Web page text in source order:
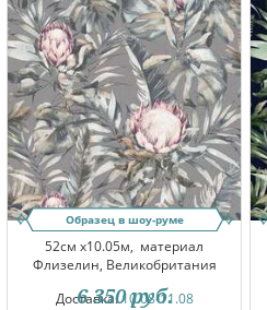
Образец в шоу-руме
52см x10.05м, материал
Флизелин, Великобритания
Доставка:10.08-11.08
6 350 руб.